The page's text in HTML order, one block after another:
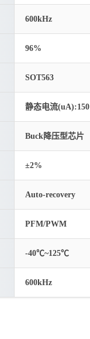
600kHz
96%
SOT563
静态电流(uA):150
Buck降压型芯片
±2%
Auto-recovery
PFM/PWM
-40℃~125℃
600kHz